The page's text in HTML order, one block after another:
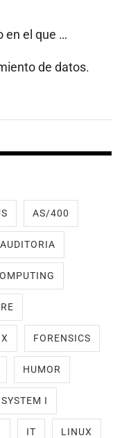
en el que …
de datos.
AS/400
AUDITORIA
FORENSICS
HUMOR
I
IT LINUX